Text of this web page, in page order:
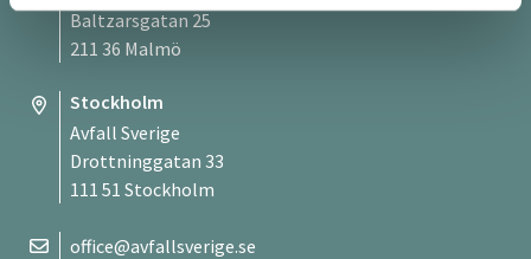
Baltzarsgatan 25
211 36 Malmö
Stockholm
Avfall Sverige
Drottninggatan 33
111 51 Stockholm
office@avfallsverige.se